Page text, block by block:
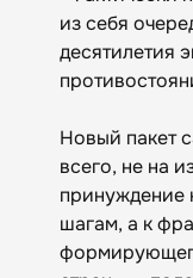
из себя
десятилетия
Новый пакет
всего, не на
принуждение
шагам, а к